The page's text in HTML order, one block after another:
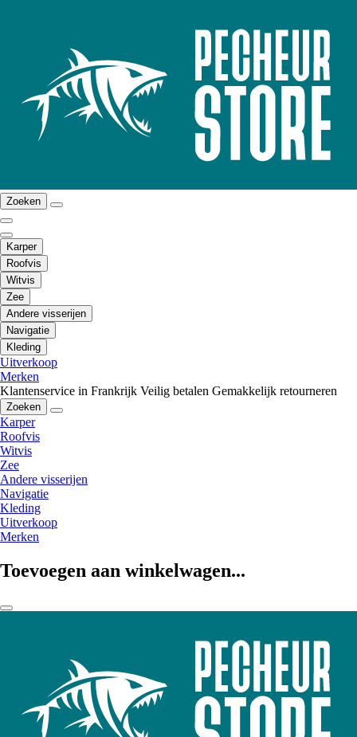
Zoeken
Karper
Roofvis
Witvis
Zee
Andere visserijen
Navigatie
Kleding
Uitverkoop
Merken
Klantenservice in Frankrijk Veilig betalen Gemakkelijk retourneren
Zoeken
Karper
Roofvis
Witvis
Zee
Andere visserijen
Navigatie
Kleding
Uitverkoop
Merken
Toevoegen aan winkelwagen...